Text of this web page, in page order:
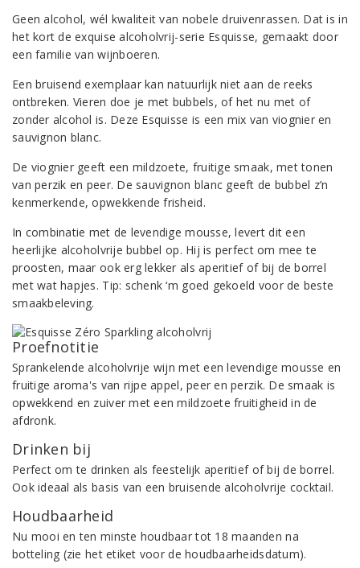
Geen alcohol, wél kwaliteit van nobele druivenrassen. Dat is in
het kort de exquise alcoholvrij-serie Esquisse, gemaakt door
een familie van wijnboeren.
Een bruisend exemplaar kan natuurlijk niet aan de reeks
ontbreken. Vieren doe je met bubbels, of het nu met of
zonder alcohol is. Deze Esquisse is een mix van viognier en
sauvignon blanc.
De viognier geeft een mildzoete, fruitige smaak, met tonen
van perzik en peer. De sauvignon blanc geeft de bubbel z’n
kenmerkende, opwekkende frisheid.
In combinatie met de levendige mousse, levert dit een
heerlijke alcoholvrije bubbel op. Hij is perfect om mee te
proosten, maar ook erg lekker als aperitief of bij de borrel
met wat hapjes. Tip: schenk ‘m goed gekoeld voor de beste
smaakbeleving.
Proefnotitie
Sprankelende alcoholvrije wijn met een levendige mousse en
fruitige aroma's van rijpe appel, peer en perzik. De smaak is
opwekkend en zuiver met een mildzoete fruitigheid in de
afdronk.
Drinken bij
Perfect om te drinken als feestelijk aperitief of bij de borrel.
Ook ideaal als basis van een bruisende alcoholvrije cocktail.
Houdbaarheid
Nu mooi en ten minste houdbaar tot 18 maanden na
botteling (zie het etiket voor de houdbaarheidsdatum).